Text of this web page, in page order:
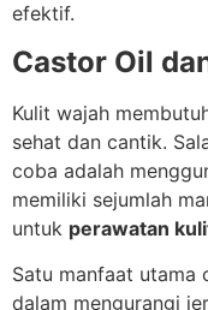
efektif.
Castor Oil
Kulit wajah
sehat dan cantik.
coba adalah
memiliki sejumlah
untuk perawatan
Satu manfaat utama
dalam mengurangi